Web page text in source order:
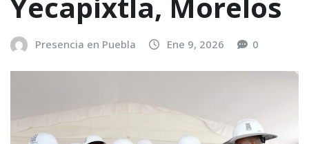
Presencia en Puebla Ene 9, 2026 0